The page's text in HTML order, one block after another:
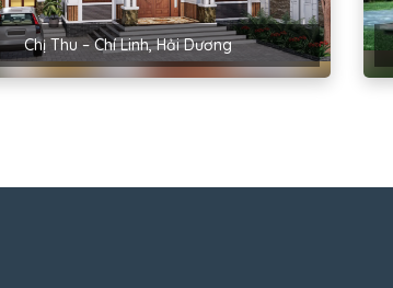
Chị Thu – Chí Linh, Hải Dương